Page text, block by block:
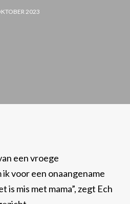
2023
een vroege
voor een onaangename
is mis met mama”, zegt Ech